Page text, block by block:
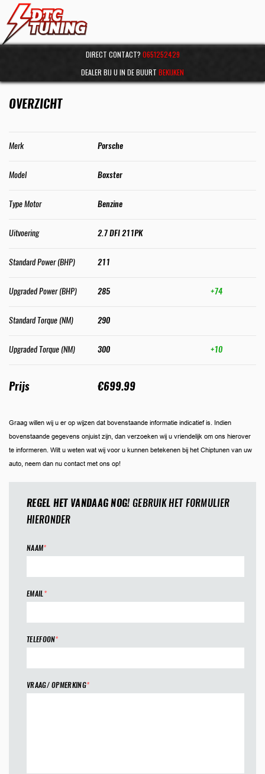
DIRECT CONTACT? 0651252429
DEALER BIJ U IN DE BUURT BEKIJKEN
OVERZICHT
Merk Porsche
Model Boxster
Type Motor Benzine
Uitvoering 2.7 DFI 211PK
Standard Power (BHP) 211
Upgraded Power (BHP) 285 +74
Standard Torque (NM) 290
Upgraded Torque (NM) 300 +10
Prijs €699.99
Graag willen wij u er op wijzen dat bovenstaande informatie indicatief is. Indien
bovenstaande gegevens onjuist zijn, dan verzoeken wij u vriendelijk om ons hierover
te informeren. Wilt u weten wat wij voor u kunnen betekenen bij het Chiptunen van uw
auto, neem dan nu contact met ons op!
REGEL HET VANDAAG NOG!GEBRUIK HET FORMULIER
HIERONDER
NAAM*
EMAIL*
TELEFOON*
VRAAG/ OPMERKING*